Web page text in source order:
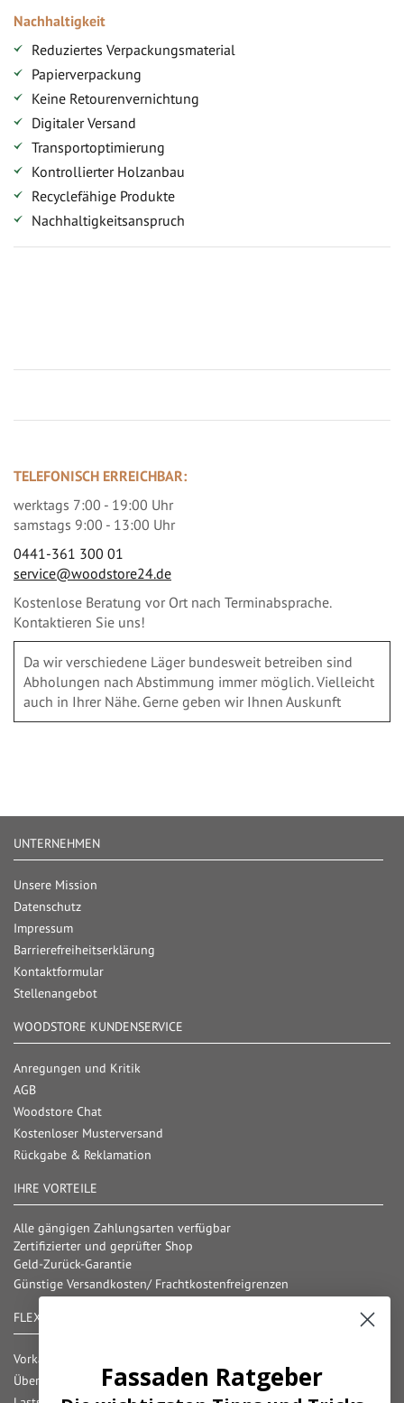
Nachhaltigkeit
Reduziertes Verpackungsmaterial
Papierverpackung
Keine Retourenvernichtung
Digitaler Versand
Transportoptimierung
Kontrollierter Holzanbau
Recyclefähige Produkte
Nachhaltigkeitsanspruch
TELEFONISCH ERREICHBAR:
werktags 7:00 - 19:00 Uhr
samstags 9:00 - 13:00 Uhr
0441-361 300 01
service@woodstore24.de
Kostenlose Beratung vor Ort nach Terminabsprache.
Kontaktieren Sie uns!
Da wir verschiedene Läger bundesweit betreiben sind
Abholungen nach Abstimmung immer möglich. Vielleicht
auch in Ihrer Nähe. Gerne geben wir Ihnen Auskunft
UNTERNEHMEN
Unsere Mission
Datenschutz
Impressum
Barrierefreiheitserklärung
Kontaktformular
Stellenangebot
WOODSTORE KUNDENSERVICE
Anregungen und Kritik
AGB
Woodstore Chat
Kostenloser Musterversand
Rückgabe & Reklamation
IHRE VORTEILE
Alle gängigen Zahlungsarten verfügbar
Zertifizierter und geprüfter Shop
Geld-Zurück-Garantie
Günstige Versandkosten/ Frachtkostenfreigrenzen
FLEXIBLE ZAHLUNG
Vorkasse
Überweisung
Fassaden Ratgeber